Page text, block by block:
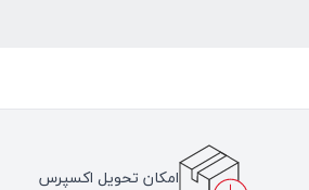
امکان تحویل اکسپرس